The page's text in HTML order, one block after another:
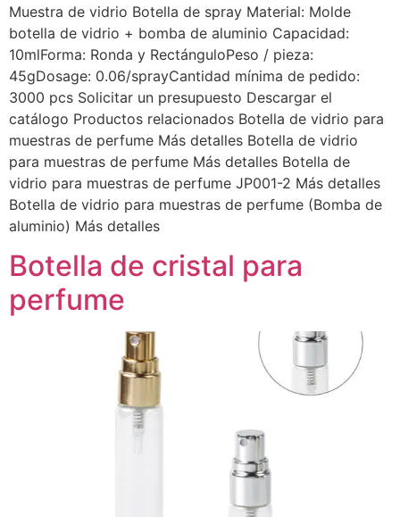
Muestra de vidrio Botella de spray Material: Molde
botella de vidrio + bomba de aluminio Capacidad:
10mlForma: Ronda y RectánguloPeso / pieza:
45gDosage: 0.06/sprayCantidad mínima de pedido:
3000 pcs Solicitar un presupuesto Descargar el
catálogo Productos relacionados Botella de vidrio para
muestras de perfume Más detalles Botella de vidrio
para muestras de perfume Más detalles Botella de
vidrio para muestras de perfume JP001-2 Más detalles
Botella de vidrio para muestras de perfume (Bomba de
aluminio) Más detalles
Botella de cristal para
perfume